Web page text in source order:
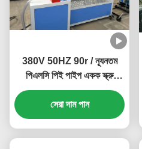
380V 50HZ 90r / ন্যূনতম
পিএলসি পিই পাইপ একক স্ক্রু
এক্সট্রুডার
সেরা দাম পান